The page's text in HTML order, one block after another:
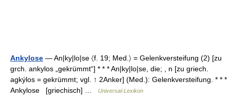
Ankylose — An|ky|lo|se 〈f. 19; Med.〉 = Gelenkversteifung (2) [zu
grch. ankylos „gekrümmt“] * * * An|ky|lo|se, die; , n [zu griech.
agkýlos = gekrümmt; vgl. ↑ 2Anker] (Med.): Gelenkversteifung. * * *
Ankylose [griechisch] …
Universal-Lexikon